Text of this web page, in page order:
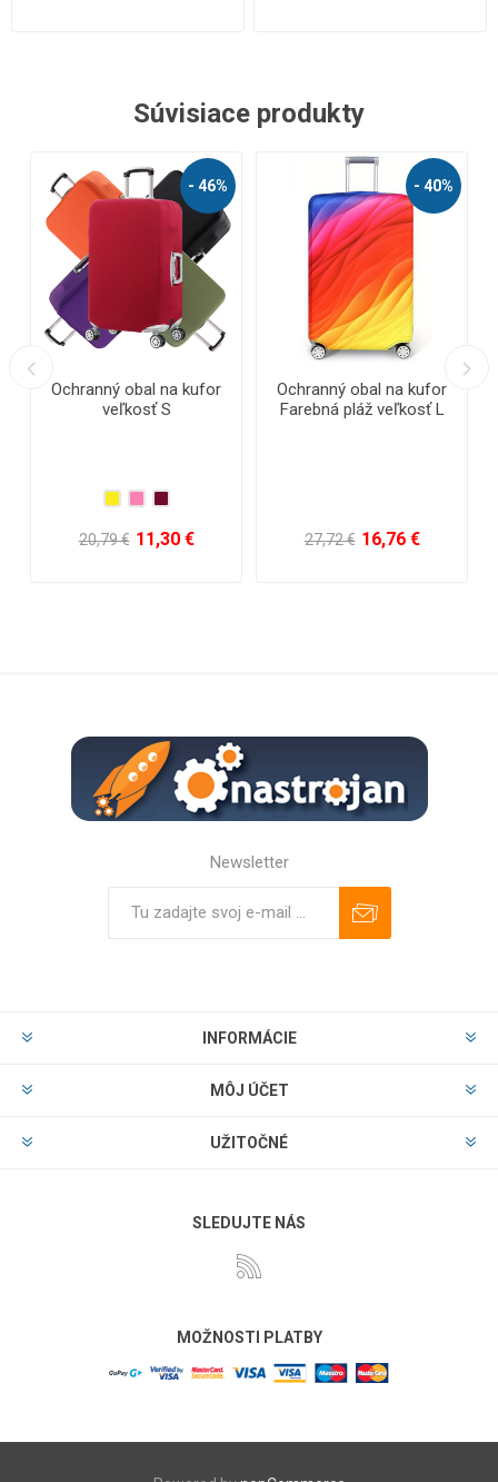
Súvisiace produkty
- 44%
Ochranný obal na kufor
Farebná pláž veľkosť M
28,35 € 15,92 €
- 49%
Ochranný obal na kufor
Farebná pláž veľkosť S
27,72 € 14,24 €
Newsletter
INFORMÁCIE
MÔJ ÚČET
UŽITOČNÉ
SLEDUJTE NÁS
MOŽNOSTI PLATBY